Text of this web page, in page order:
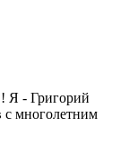
Я - Григорий
с многолетним